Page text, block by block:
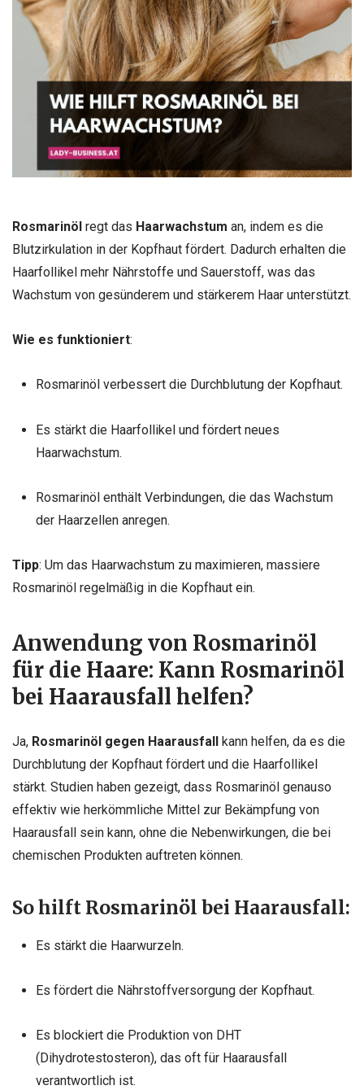
Rosmarinöl regt das Haarwachstum an, indem es die
Blutzirkulation in der Kopfhaut fördert. Dadurch erhalten die
Haarfollikel mehr Nährstoffe und Sauerstoff, was das
Wachstum von gesünderem und stärkerem Haar unterstützt.
Wie es funktioniert:
Rosmarinöl verbessert die Durchblutung der Kopfhaut.
Es stärkt die Haarfollikel und fördert neues
Haarwachstum.
Rosmarinöl enthält Verbindungen, die das Wachstum
der Haarzellen anregen.
Tipp: Um das Haarwachstum zu maximieren, massiere
Rosmarinöl regelmäßig in die Kopfhaut ein.
Anwendung von Rosmarinöl
für die Haare: Kann Rosmarinöl
bei Haarausfall helfen?
Ja, Rosmarinöl gegen Haarausfall
kann helfen, da es die
Durchblutung der Kopfhaut fördert und die Haarfollikel
stärkt. Studien haben gezeigt, dass Rosmarinöl genauso
effektiv wie herkömmliche Mittel zur Bekämpfung von
Haarausfall sein kann, ohne die Nebenwirkungen, die bei
chemischen Produkten auftreten können.
So hilft Rosmarinöl bei Haarausfall:
Es stärkt die Haarwurzeln.
Es fördert die Nährstoffversorgung der Kopfhaut.
Es blockiert die Produktion von DHT
(Dihydrotestosteron), das oft für Haarausfall
verantwortlich ist.